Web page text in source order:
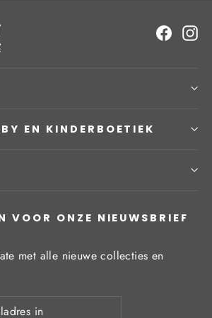
EN KINDERBOETIEK
VOOR ONZE NIEUWSBRIEF
met alle nieuwe collecties en